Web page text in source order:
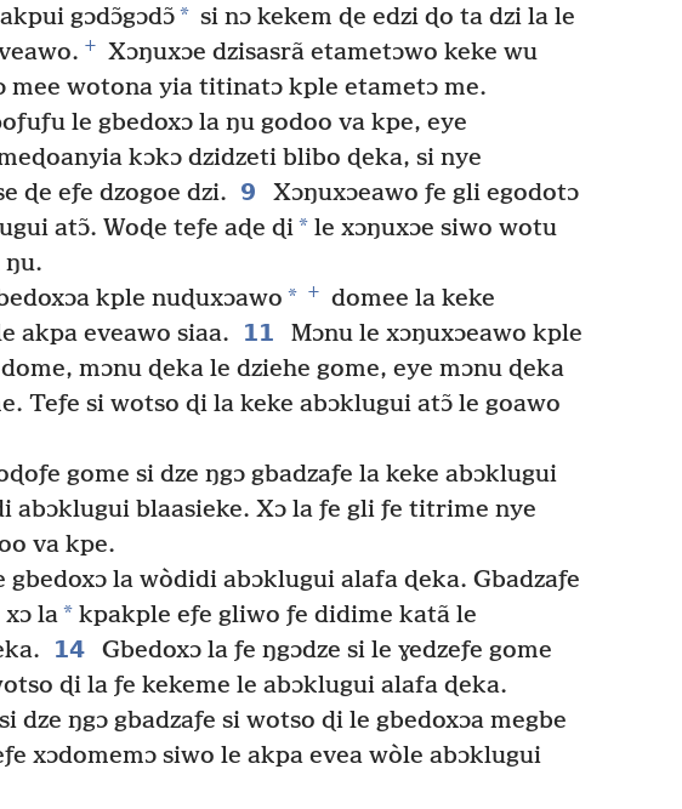
gɔdɔ̃gɔdɔ̃* si nɔ kekem ɖe edzi ɖo ta dzi la le
+
Xɔŋuxɔe dzisasrã etametɔwo keke wu
mee wotona yia titinatɔ kple etametɔ me.
le gbedoxɔ la ŋu godoo va kpe, eye
kɔkɔ dzidzeti blibo ɖeka, si nye
ɖe eƒe dzogoe dzi. 9
Xɔŋuxɔeawo ƒe gli egodotɔ
atɔ̃. Woɖe teƒe aɖe ɖi* le xɔŋuxɔe siwo wotu
ŋu.
kple nuɖuxɔawo * +
domee la keke
akpa eveawo siaa.
11
Mɔnu le xɔŋuxɔeawo kple
mɔnu ɖeka le dziehe gome, eye mɔnu ɖeka
Teƒe si wotso ɖi la keke abɔklugui atɔ̃ le goawo
gome si dze ŋgɔ gbadzaƒe la keke abɔklugui
abɔklugui blaasieke. Xɔ la ƒe gli ƒe titrime nye
va kpe.
gbedoxɔ la wòdidi abɔklugui alafa ɖeka. Gbadzaƒe
la* kpakple eƒe gliwo ƒe didime katã le
14
Gbedoxɔ la ƒe ŋgɔdze si le ɣedzeƒe gome
ɖi la ƒe kekeme le abɔklugui alafa ɖeka.
dze ŋgɔ gbadzaƒe si wotso ɖi le gbedoxɔa megbe
xɔdomemɔ siwo le akpa evea wòle abɔklugui